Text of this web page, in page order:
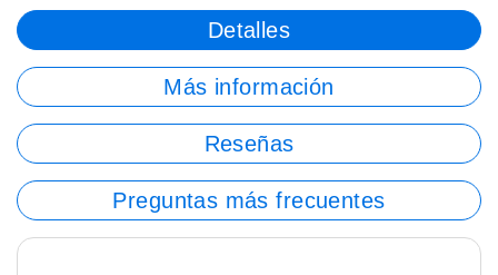
Detalles
Más información
Reseñas
Preguntas más frecuentes